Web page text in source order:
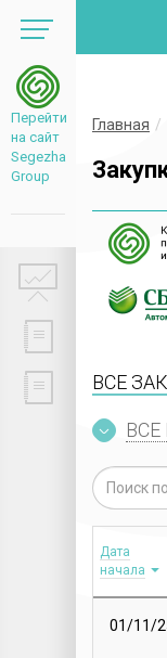
Перейти
на сайт
Segezha
Group
Главная
ВСЕ
Дата
начала
01/11/